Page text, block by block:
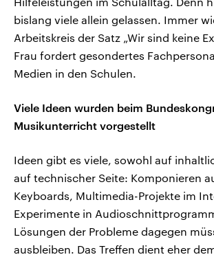
bislang viele allein gelassen. Immer
Arbeitskreis der Satz „Wir sind keine
Frau fordert gesondertes
Medien in den Schulen.
Viele Ideen wurden beim
Musikunterricht vorgestellt
Ideen gibt es viele, sowohl auf
auf technischer Seite: Komponieren
Keyboards, Multimedia-Projekte im
Experimente in
Lösungen der Probleme dagegen
ausbleiben. Das Treffen dient eher